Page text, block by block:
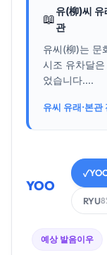
📖
유(柳)씨 유
관
유씨(柳)는 문
시조 유차달
었습니다....
유씨 유래·본관
YOO
✓
RYU
예상 발음이우